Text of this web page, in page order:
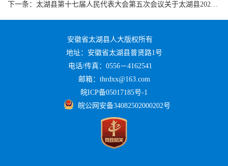
下一条：太湖县第十七届人民代表大会第五次会议关于太湖县2025年预算执行情况和2026年预算的决议
安徽省太湖县人大版权所有
地址：安徽省太湖县普贤路1号
电话/传真：0556－4162541
邮箱：thrdxx@163.com
皖ICP备05017185号-1
皖公网安备34082502000202号